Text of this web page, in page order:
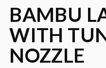
BAMBU
WITH
NOZZLE